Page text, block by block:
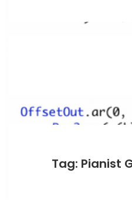
Tag: Pianist